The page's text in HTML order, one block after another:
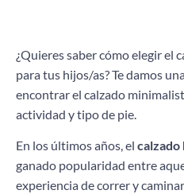
¿Quieres saber cómo elegir el
para tus hijos/as? Te damos
encontrar el calzado
actividad y tipo de pie.
En los últimos años, el
ganado popularidad entre
experiencia de correr y